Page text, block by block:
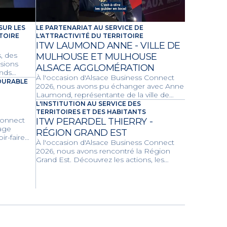
LES
des
de
faire
LE PARTENARIAT AU SERVICE DE
L'ATTRACTIVITÉ DU TERRITOIRE
ITW LAUMOND ANNE - VILLE DE
MULHOUSE ET MULHOUSE
ALSACE AGGLOMÉRATION
À l'occasion d'Alsace Business Connect
2026, nous avons pu échanger avec Anne
Laumond, représentante de la ville de
Mulhouse et de m2A. Découvrez les
projets structurants, les compétences
partagées et les dynamiques locales
unissant la ville et son agglomération
pour le développement économique et
la qualité de vie des habitants.
L'INSTITUTION AU SERVICE DES
TERRITOIRES ET DES HABITANTS
ITW PERARDEL THIERRY -
RÉGION GRAND EST
À l'occasion d'Alsace Business Connect
2026, nous avons rencontré la Région
Grand Est. Découvrez les actions, les